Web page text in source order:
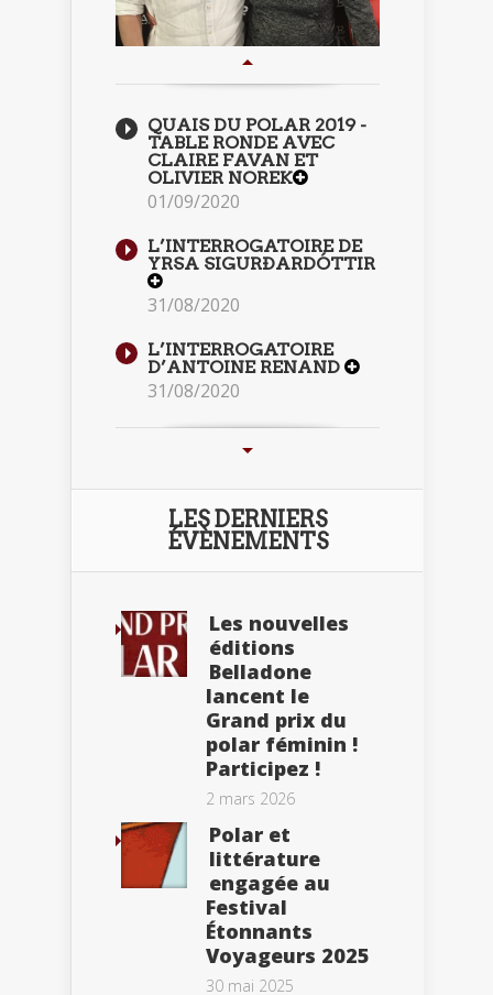
QUAIS DU POLAR 2019 -
TABLE RONDE AVEC
CLAIRE FAVAN ET
OLIVIER NOREK
01/09/2020
L’INTERROGATOIRE DE
YRSA SIGURÐARDÓTTIR
31/08/2020
L’INTERROGATOIRE
D’ANTOINE RENAND
31/08/2020
LES DERNIERS
ÉVÈNEMENTS
Les nouvelles
éditions
Belladone
lancent le
Grand prix du
polar féminin !
Participez !
2 mars 2026
Polar et
littérature
engagée au
Festival
Étonnants
Voyageurs 2025
30 mai 2025